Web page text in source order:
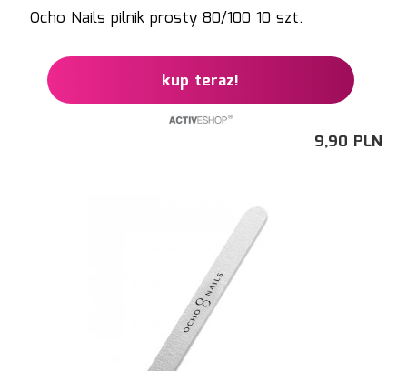
Ocho Nails pilnik prosty 80/100 10 szt.
kup teraz!
9,90 PLN